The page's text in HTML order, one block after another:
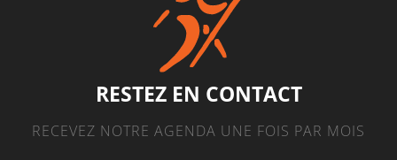
RESTEZ EN CONTACT
RECEVEZ NOTRE AGENDA UNE FOIS PAR MOIS